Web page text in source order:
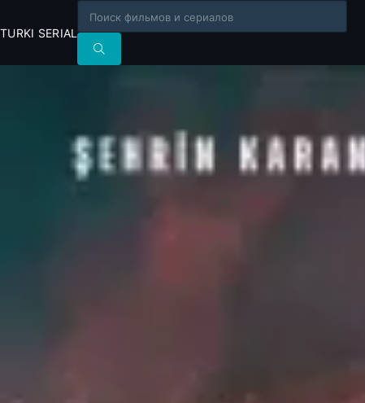
TURKI SERIAL